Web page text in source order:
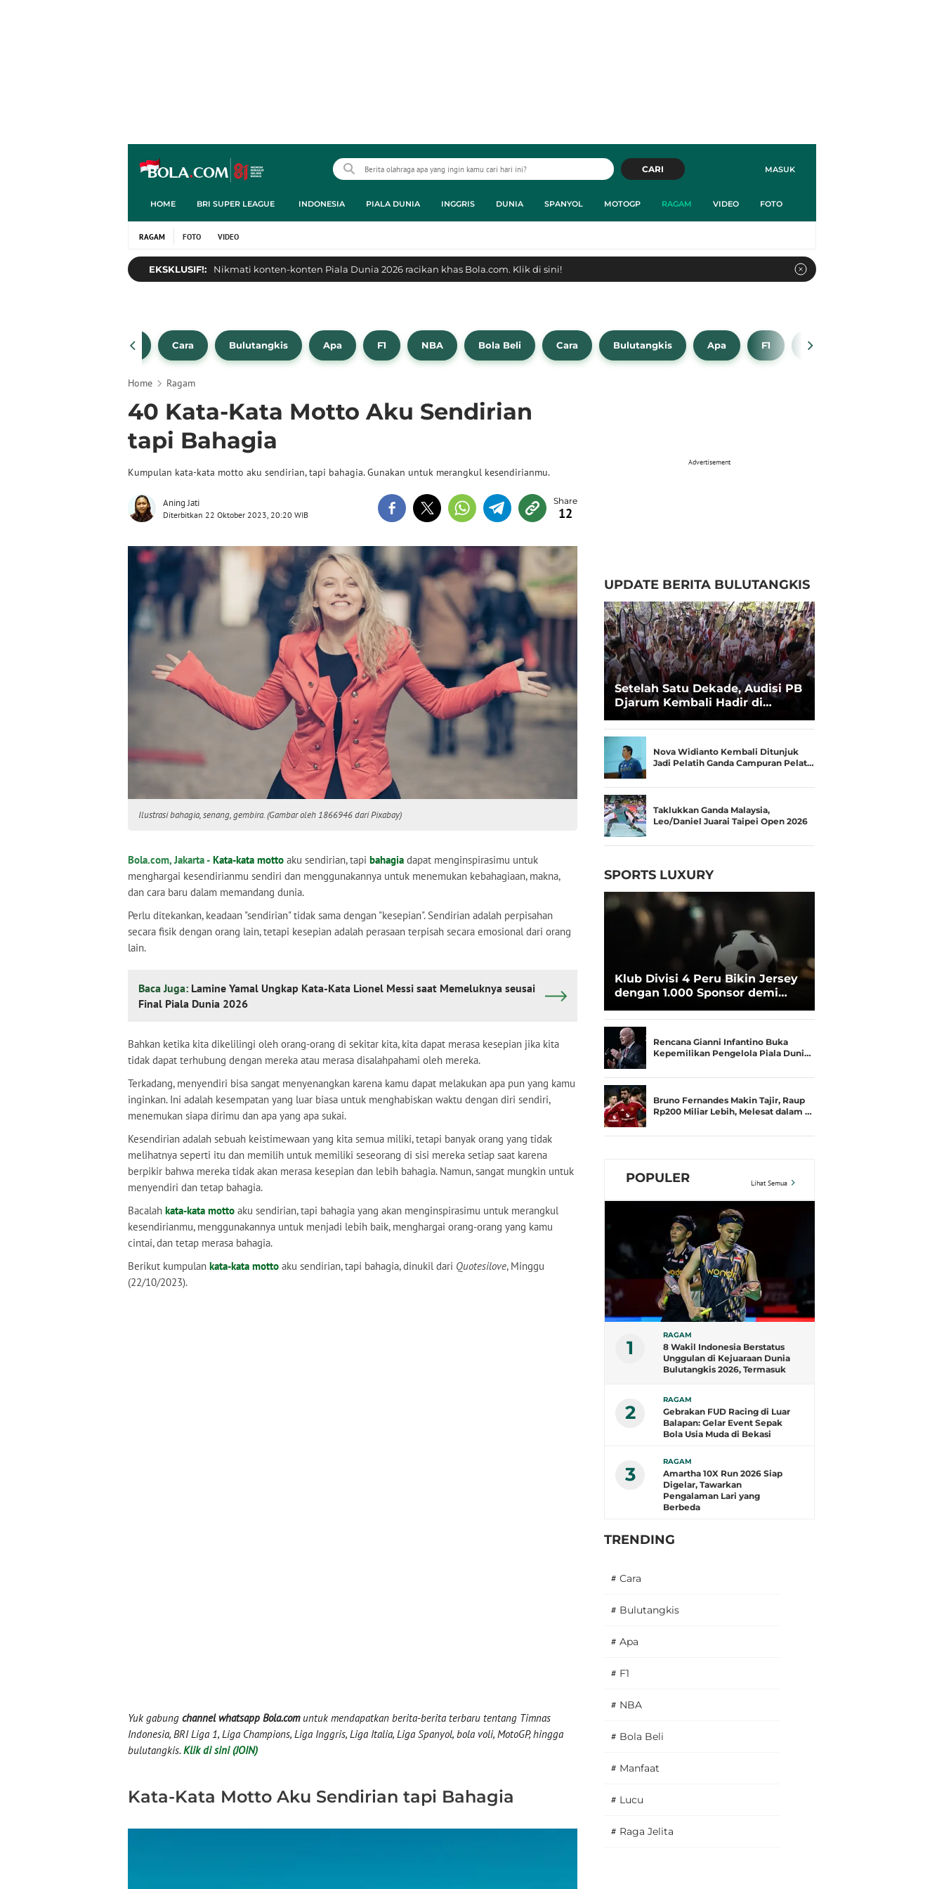
MASUK
CARI
HOME BRI SUPER LEAGUE INDONESIA PIALA DUNIA INGGRIS DUNIA SPANYOL MOTOGP RAGAM VIDEO FOTO
RAGAM FOTO VIDEO
EKSKLUSIF!: Nikmati konten-konten Piala Dunia 2026 racikan khas Bola.com. Klik di sini!
Bola Beli Cara Bulutangkis Apa F1 NBA Bola Beli Cara Bulutangkis Apa F1 NBA
Home Ragam
40 Kata-Kata Motto Aku Sendirian
tapi Bahagia
Kumpulan kata-kata motto aku sendirian, tapi bahagia. Gunakan untuk merangkul kesendirianmu.
Aning Jati
Diterbitkan 22 Oktober 2023, 20:20 WIB 12
Ilustrasi bahagia, senang, gembira. (Gambar oleh 1866946 dari Pixabay)
Bola.com, Jakarta - Kata-kata motto aku sendirian, tapi bahagia dapat menginspirasimu untuk
menghargai kesendirianmu sendiri dan menggunakannya untuk menemukan kebahagiaan, makna,
dan cara baru dalam memandang dunia.
Perlu ditekankan, keadaan "sendirian" tidak sama dengan "kesepian". Sendirian adalah perpisahan
secara fisik dengan orang lain, tetapi kesepian adalah perasaan terpisah secara emosional dari orang
lain.
Baca Juga: Lamine Yamal Ungkap Kata-Kata Lionel Messi saat Memeluknya seusai
Final Piala Dunia 2026
Bahkan ketika kita dikelilingi oleh orang-orang di sekitar kita, kita dapat merasa kesepian jika kita
tidak dapat terhubung dengan mereka atau merasa disalahpahami oleh mereka.
Terkadang, menyendiri bisa sangat menyenangkan karena kamu dapat melakukan apa pun yang kamu
inginkan. Ini adalah kesempatan yang luar biasa untuk menghabiskan waktu dengan diri sendiri,
menemukan siapa dirimu dan apa yang apa sukai.
Kesendirian adalah sebuah keistimewaan yang kita semua miliki, tetapi banyak orang yang tidak
melihatnya seperti itu dan memilih untuk memiliki seseorang di sisi mereka setiap saat karena
berpikir bahwa mereka tidak akan merasa kesepian dan lebih bahagia. Namun, sangat mungkin untuk
menyendiri dan tetap bahagia.
Bacalah kata-kata motto aku sendirian, tapi bahagia yang akan menginspirasimu untuk merangkul
kesendirianmu, menggunakannya untuk menjadi lebih baik, menghargai orang-orang yang kamu
cintai, dan tetap merasa bahagia.
Berikut kumpulan kata-kata motto aku sendirian, tapi bahagia, dinukil dari Quotesilove, Minggu
(22/10/2023).
Yuk gabung channel whatsapp Bola.comuntuk mendapatkan berita-berita terbaru tentang Timnas
Indonesia, BRI Liga 1, Liga Champions, Liga Inggris, Liga Italia, Liga Spanyol, bola voli, MotoGP, hingga
bulutangkis. Klik di sini (JOIN)
Kata-Kata Motto Aku Sendirian tapi Bahagia
Advertisement
UPDATE BERITA BULUTANGKIS
Setelah Satu Dekade, Audisi PB
Djarum Kembali Hadir di
Talenta Super
Nova Widianto Kembali Ditunjuk
Jadi Pelatih Ganda Campuran Pelat…
Taklukkan Ganda Malaysia,
Leo/Daniel Juarai Taipei Open 2026
SPORTS LUXURY
Klub Divisi 4 Peru Bikin Jersey
dengan 1.000 Sponsor demi
Rencana Gianni Infantino Buka
Kepemilikan Pengelola Piala Duni…
Bruno Fernandes Makin Tajir, Raup
Rp200 Miliar Lebih, Melesat dalam …
POPULER Lihat Semua
1
RAGAM
8 Wakil Indonesia Berstatus
Unggulan di Kejuaraan Dunia
Bulutangkis 2026, Termasuk
2
RAGAM
Gebrakan FUD Racing di Luar
Balapan: Gelar Event Sepak
Bola Usia Muda di Bekasi
3
RAGAM
Amartha 10X Run 2026 Siap
Digelar, Tawarkan
Pengalaman Lari yang
Berbeda
TRENDING
# Cara
# Bulutangkis
# Apa
# F1
# NBA
# Bola Beli
# Manfaat
# Lucu
# Raga Jelita